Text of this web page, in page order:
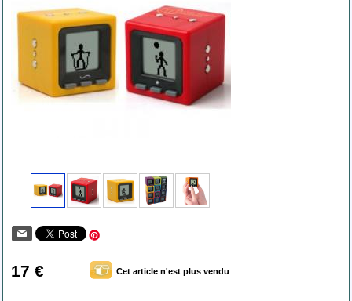
17 € Cet article n'est plus vendu